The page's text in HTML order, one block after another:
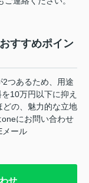
すすめポイン
つあるため、用途
10万円以下に抑え
の、魅力的な立地
にお問い合わせ
メール
せ